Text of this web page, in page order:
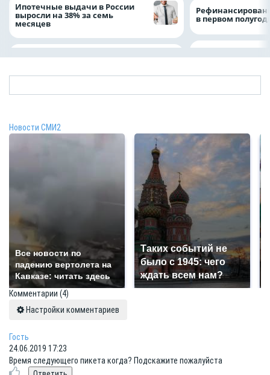
Ипотечные выдачи в России
выросли на 38% за семь
месяцев в первом
Новости СМИ2
Все новости по
падению вертолета на
Кавказе: читать здесь
Таких событий не
было с 1945: чего
ждать всем нам?
Комментарии (4)
Настройки комментариев
Гость
24.06.2019 17:23
Время следующего пикета когда? Подскажите пожалуйста